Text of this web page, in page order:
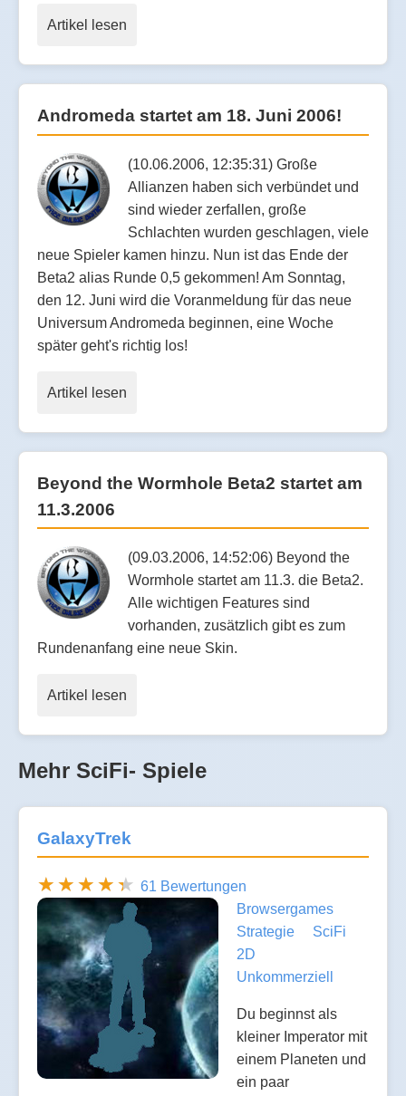
Artikel lesen
Andromeda startet am 18. Juni 2006!
(10.06.2006, 12:35:31) Große
Allianzen haben sich verbündet und
sind wieder zerfallen, große
Schlachten wurden geschlagen, viele
neue Spieler kamen hinzu. Nun ist das Ende der
Beta2 alias Runde 0,5 gekommen! Am Sonntag,
den 12. Juni wird die Voranmeldung für das neue
Universum Andromeda beginnen, eine Woche
später geht's richtig los!
Artikel lesen
Beyond the Wormhole Beta2 startet am
11.3.2006
(09.03.2006, 14:52:06) Beyond the
Wormhole startet am 11.3. die Beta2.
Alle wichtigen Features sind
vorhanden, zusätzlich gibt es zum
Rundenanfang eine neue Skin.
Artikel lesen
Mehr SciFi- Spiele
GalaxyTrek
61 Bewertungen
Browsergames
Strategie
SciFi
2D
Unkommerziell
Du beginnst als
kleiner Imperator mit
einem Planeten und
ein paar